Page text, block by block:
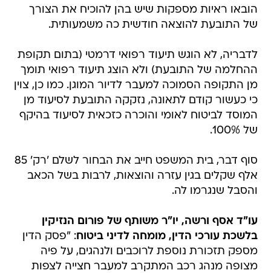
הובאו ראיות מספקות שיש בהן להוכיח את הצורך
של התובעת להוצאה חודשית כה משמעותית.
לדבריה, לא הוגש תיעוד רפואי דרמטי (בתום תקופת
ההחלמה של התובעת) ולא הוצג תיעוד רפואי תומך
מן התקופה הסמוכה למעבר לדיור המוגן. כמו כן, צוין
כי כעשור קודם לתאונה, נזקקה התובעת לסיעוד מן
המוסד לביטוח לאומי והוכרה כזכאית לסיעוד בהיקף
של 100%.
סוף דבר, בית המשפט חייב את הבחור לשלם 'רק' 85
אלף שקלים בגין עזרה והוצאות, לרבות בשל הכאב
והסבל שנגרמו לה.
עו"ד אסף ורשה, יו"ר משותף של פורום הנזיקין
בלשכת עורכי הדין, מומחה לדיני ביטוח: "פסק הדין
מספק תזכורת נוספת לרוכבים ולנהגים, על פיה
מצופה מנהג רכב המתקרב למעבר חצייה לצפות